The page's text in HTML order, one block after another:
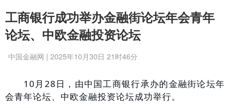
工商银行成功举办金融街论坛年会青年
论坛、中欧金融投资论坛
中国金融网 | 2025年10月30日 21时46分
10月28日，由中国工商银行承办的金融街论坛年
会青年论坛、中欧金融投资论坛成功举行。